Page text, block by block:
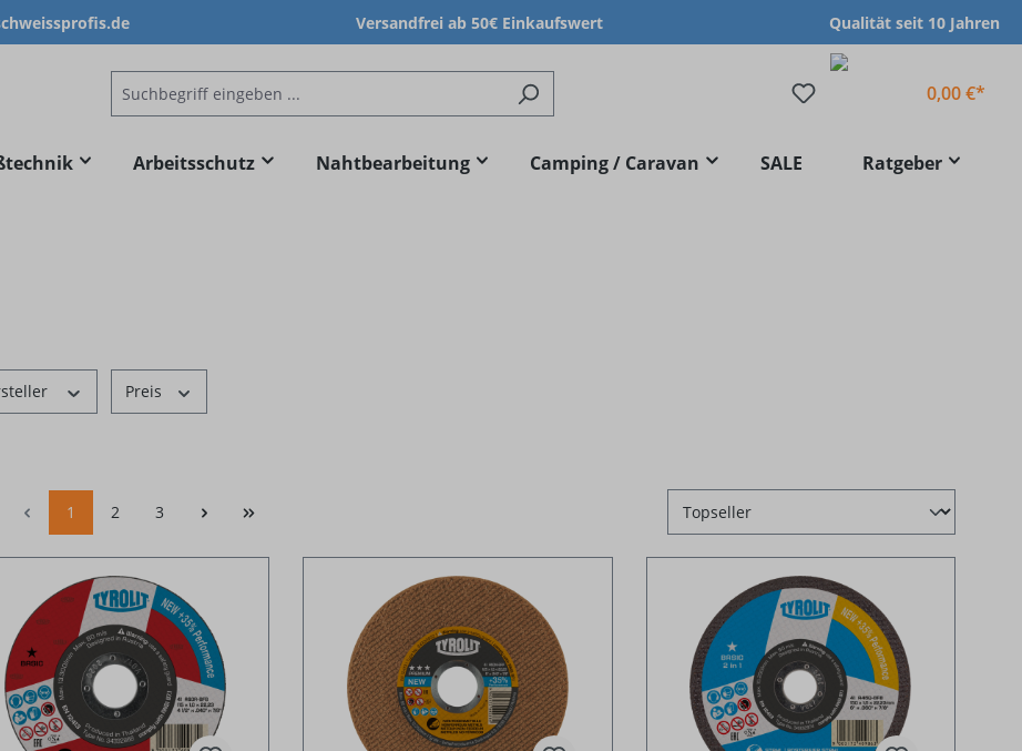
Versandfrei ab 50€ Einkaufswert Qualität seit 10 Jahren
0,00 €*
Arbeitsschutz Nahtbearbeitung Camping / Caravan SALE Ratgeber
Preis
1 2 3